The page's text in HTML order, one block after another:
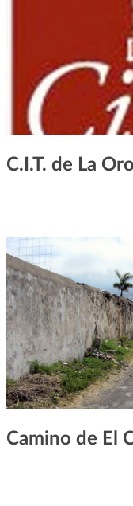
C.I.T. de La
Camino de El